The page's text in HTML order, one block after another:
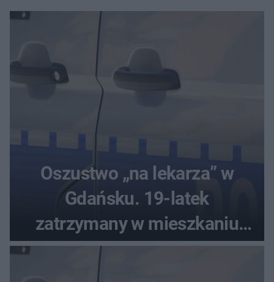
Oszustwo „na lekarza” w
Gdańsku. 19-latek
zatrzymany w mieszkaniu
seniora